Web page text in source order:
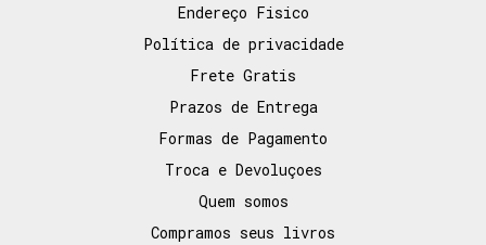
Endereço Fisico
Política de privacidade
Frete Gratis
Prazos de Entrega
Formas de Pagamento
Troca e Devoluçoes
Quem somos
Compramos seus livros